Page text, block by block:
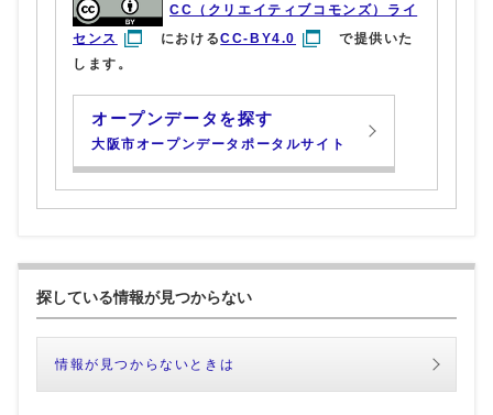
CC（クリエイティブコモンズ）ライ
センス
におけるCC-BY4.0
で提供いた
します。
オープンデータを探す
大阪市オープンデータポータルサイト
探している情報が見つからない
情報が見つからないときは